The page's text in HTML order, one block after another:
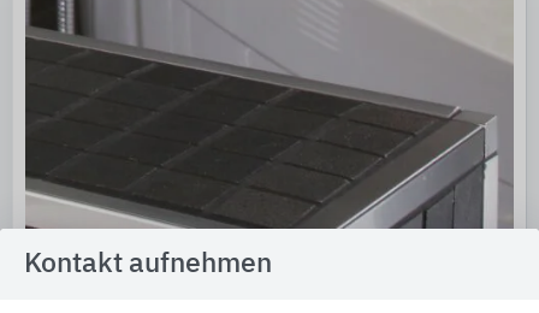
Kontakt aufnehmen